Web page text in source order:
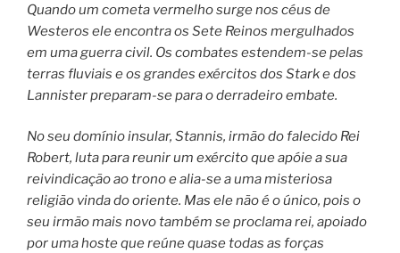
Quando um cometa vermelho surge nos céus de
Westeros ele encontra os Sete Reinos mergulhados
em uma guerra civil. Os combates estendem-se pelas
terras fluviais e os grandes exércitos dos Stark e dos
Lannister preparam-se para o derradeiro embate.
No seu domínio insular, Stannis, irmão do falecido Rei
Robert, luta para reunir um exército que apóie a sua
reivindicação ao trono e alia-se a uma misteriosa
religião vinda do oriente. Mas ele não é o único, pois o
seu irmão mais novo também se proclama rei, apoiado
por uma hoste que reúne quase todas as forças